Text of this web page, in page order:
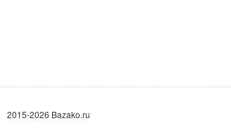
2015-2026 Bazako.ru